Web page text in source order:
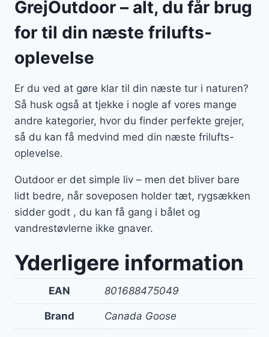
GrejOutdoor – alt, du får brug
for til din næste frilufts-
oplevelse
Er du ved at gøre klar til din næste tur i naturen?
Så husk også at tjekke i nogle af vores mange
andre kategorier, hvor du finder perfekte grejer,
så du kan få medvind med din næste frilufts-
oplevelse.
Outdoor er det simple liv – men det bliver bare
lidt bedre, når soveposen holder tæt, rygsækken
sidder godt , du kan få gang i bålet og
vandrestøvlerne ikke gnaver.
Yderligere information
EAN 801688475049
Brand Canada Goose